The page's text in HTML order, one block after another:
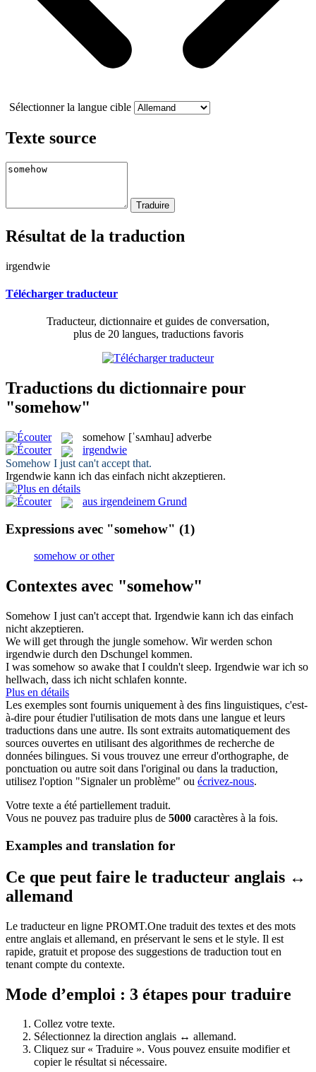
Sélectionner la langue cible
Texte source
Résultat de la traduction
irgendwie
Télécharger traducteur
Traducteur, dictionnaire et guides de conversation,
plus de 20 langues, traductions favoris
Traductions du dictionnaire pour
"somehow"
somehow [ˈsʌmhau] adverbe
irgendwie
Somehow I just can't accept that.
Irgendwie kann ich das einfach nicht akzeptieren.
aus irgendeinem Grund
Expressions avec "somehow" (1)
somehow or other
Contextes avec "somehow"
Somehow I just can't accept that. Irgendwie kann ich das einfach
nicht akzeptieren.
We will get through the jungle somehow. Wir werden schon
irgendwie durch den Dschungel kommen.
I was somehow so awake that I couldn't sleep. Irgendwie war ich so
hellwach, dass ich nicht schlafen konnte.
Plus en détails
Les exemples sont fournis uniquement à des fins linguistiques, c'est-
à-dire pour étudier l'utilisation de mots dans une langue et leurs
traductions dans une autre. Ils sont extraits automatiquement des
sources ouvertes en utilisant des algorithmes de recherche de
données bilingues. Si vous trouvez une erreur d'orthographe, de
ponctuation ou autre soit dans l'original ou dans la traduction,
utilisez l'option "Signaler un problème" ou écrivez-nous.
Votre texte a été partiellement traduit.
Vous ne pouvez pas traduire plus de 5000 caractères à la fois.
Examples and translation for
Ce que peut faire le traducteur anglais ↔
allemand
Le traducteur en ligne PROMT.One traduit des textes et des mots
entre anglais et allemand, en préservant le sens et le style. Il est
rapide, gratuit et propose des suggestions de traduction tout en
tenant compte du contexte.
Mode d’emploi : 3 étapes pour traduire
Collez votre texte.
Sélectionnez la direction anglais ↔ allemand.
Cliquez sur « Traduire ». Vous pouvez ensuite modifier et
copier le résultat si nécessaire.